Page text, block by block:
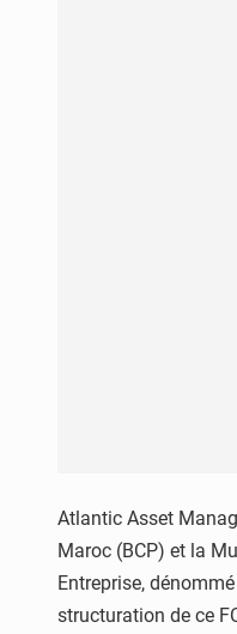
Atlantic Asset
Maroc (BCP) et la
Entreprise,
structuration de ce